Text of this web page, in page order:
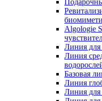
Algologie
Линия для
Линия
Базовая
Линия
Линия